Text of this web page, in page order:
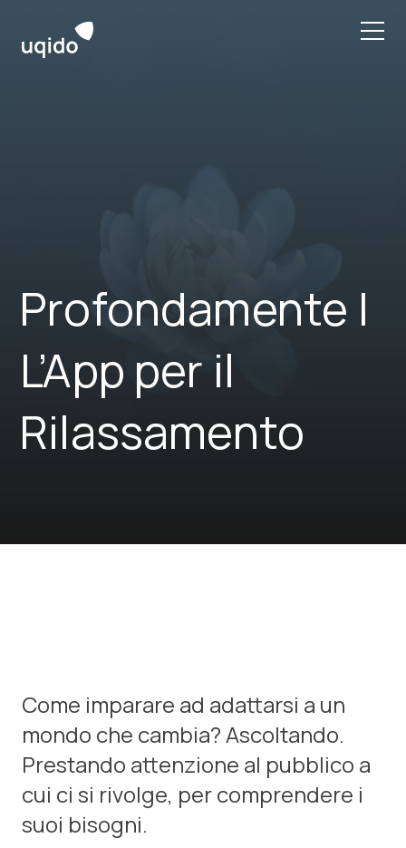
content
Profondamente |
L’App per il
Rilassamento
Come imparare ad adattarsi a un
mondo che cambia? Ascoltando.
Prestando attenzione al pubblico a
cui ci si rivolge, per comprendere i
suoi bisogni.